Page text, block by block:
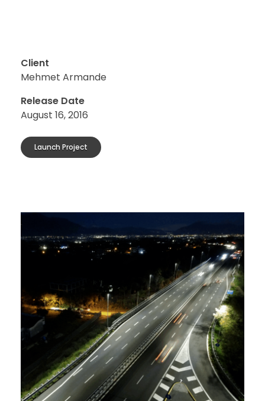
Client
Mehmet Armande
Release Date
August 16, 2016
Launch Project